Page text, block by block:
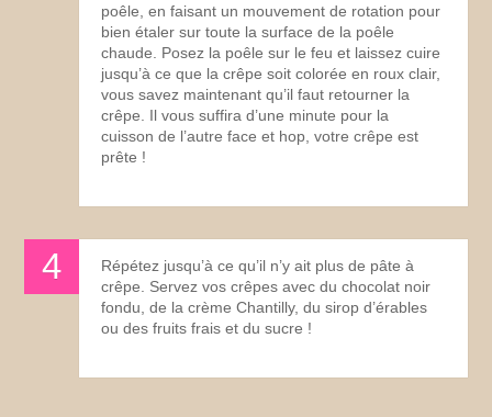
poêle, en faisant un mouvement de rotation pour
bien étaler sur toute la surface de la poêle
chaude. Posez la poêle sur le feu et laissez cuire
jusqu’à ce que la crêpe soit colorée en roux clair,
vous savez maintenant qu’il faut retourner la
crêpe. Il vous suffira d’une minute pour la
cuisson de l’autre face et hop, votre crêpe est
prête !
Répétez jusqu’à ce qu’il n’y ait plus de pâte à
crêpe. Servez vos crêpes avec du chocolat noir
fondu, de la crème Chantilly, du sirop d’érables
ou des fruits frais et du sucre !